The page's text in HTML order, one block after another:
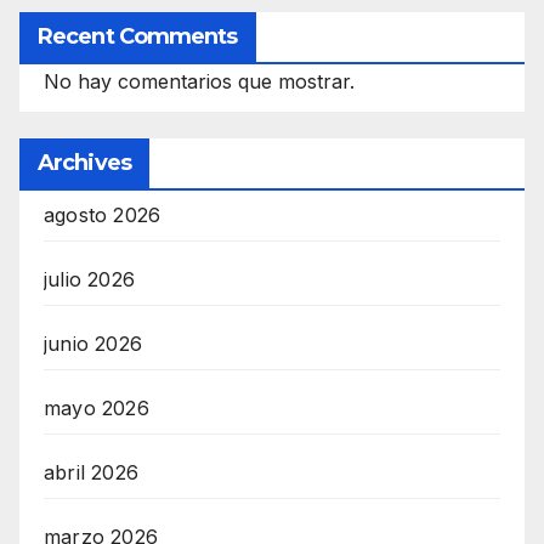
Recent Comments
No hay comentarios que mostrar.
Archives
agosto 2026
julio 2026
junio 2026
mayo 2026
abril 2026
marzo 2026